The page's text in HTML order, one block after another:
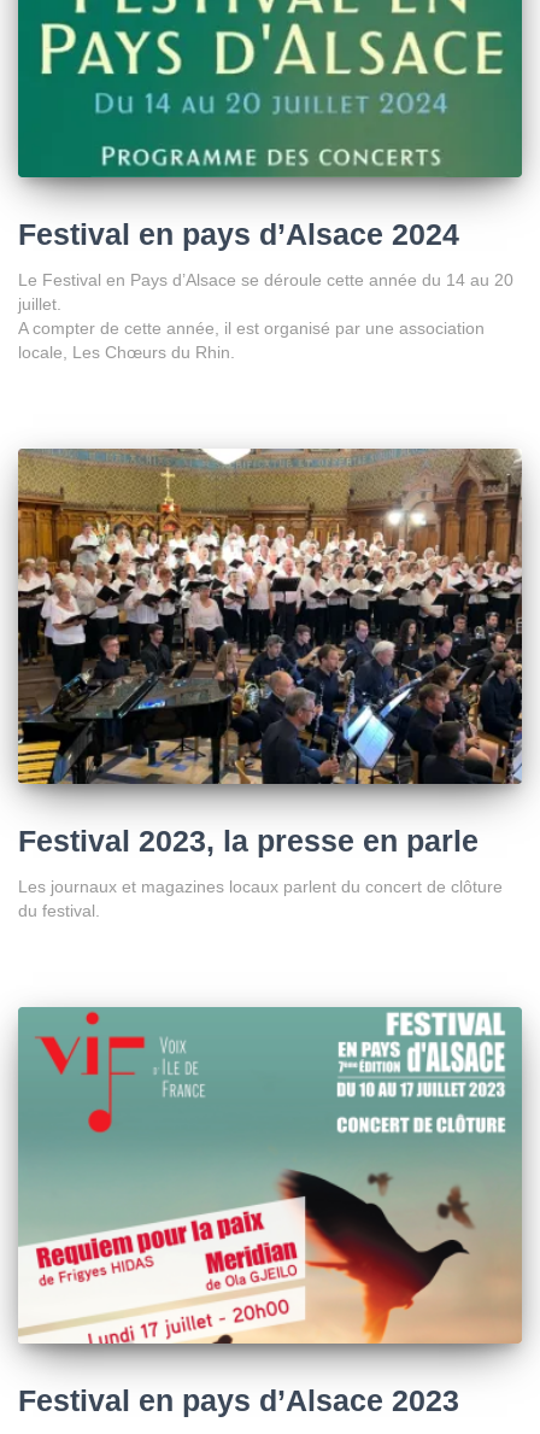
Festival en pays d’Alsace 2024
Le Festival en Pays d’Alsace se déroule cette année du 14 au 20
juillet.
A compter de cette année, il est organisé par une association
locale, Les Chœurs du Rhin.
Festival 2023, la presse en parle
Les journaux et magazines locaux parlent du concert de clôture
du festival.
Festival en pays d’Alsace 2023